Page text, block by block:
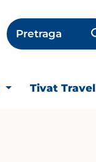
Pretraga
Tivat Travel